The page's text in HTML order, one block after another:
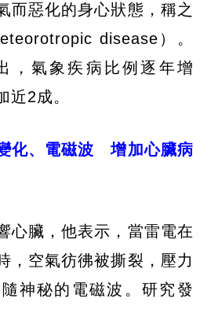
而惡化的身心狀態，稱之
disease）。
，氣象疾病比例逐年增
近2成。
化、電磁波 增加心臟病
心臟，他表示，當雷電在
，空氣彷彿被撕裂，壓力
神秘的電磁波。研究發